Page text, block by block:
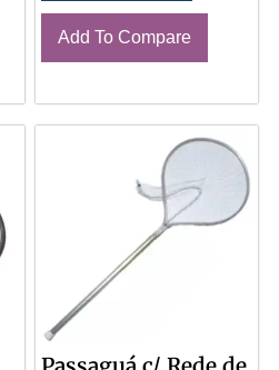
Add To Compare